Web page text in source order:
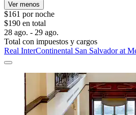
Ver menos
$161 por noche
$190 en total
28 ago. - 29 ago.
Total con impuestos y cargos
Real InterContinental San Salvador at